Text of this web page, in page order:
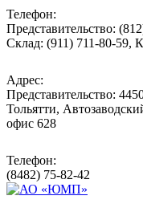
Телефон:
Представительство:
Склад: (911) 711-80-59,
Адрес:
Представительство:
Тольятти,
офис 628
Телефон:
(8482) 75-82-42